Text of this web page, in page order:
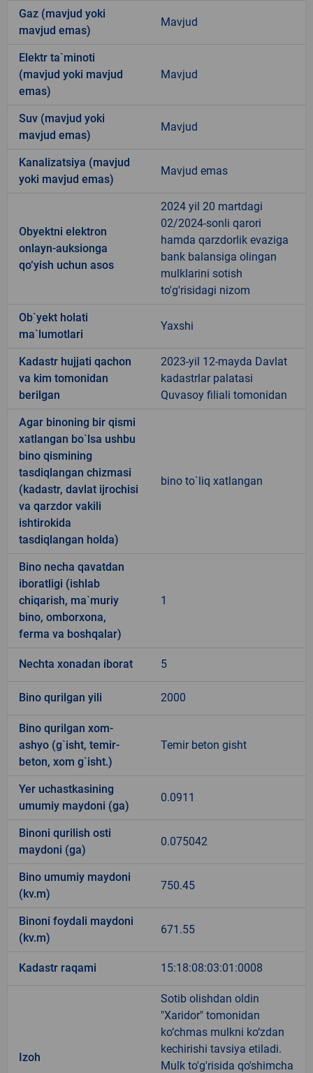
Gaz (mavjud yoki
mavjud emas)
Mavjud
Elektr ta`minoti
(mavjud yoki mavjud
emas)
Mavjud
Suv (mavjud yoki
mavjud emas)
Mavjud
Kanalizatsiya (mavjud
yoki mavjud emas)
Mavjud emas
Obyektni elektron
onlayn-auksionga
qo‘yish uchun asos
2024 yil 20 martdagi
02/2024-sonli qarori
hamda qarzdorlik evaziga
bank balansiga olingan
mulklarini sotish
to'g'risidagi nizom
Ob`yekt holati
ma`lumotlari
Yaxshi
Kadastr hujjati qachon
va kim tomonidan
berilgan
2023-yil 12-mayda Davlat
kadastrlar palatasi
Quvasoy filiali tomonidan
Agar binoning bir qismi
xatlangan bo`lsa ushbu
bino qismining
tasdiqlangan chizmasi
(kadastr, davlat ijrochisi
va qarzdor vakili
ishtirokida
tasdiqlangan holda)
bino to`liq xatlangan
Bino necha qavatdan
iboratligi (ishlab
chiqarish, ma`muriy
bino, omborxona,
ferma va boshqalar)
1
Nechta xonadan iborat 5
Bino qurilgan yili 2000
Bino qurilgan xom-
ashyo (g`isht, temir-
beton, xom g`isht.)
Temir beton gisht
Yer uchastkasining
umumiy maydoni (ga)
0.0911
Binoni qurilish osti
maydoni (ga)
0.075042
Bino umumiy maydoni
(kv.m)
750.45
Binoni foydali maydoni
(kv.m)
671.55
Kadastr raqami 15:18:08:03:01:0008
Izoh
Sotib olishdan oldin
"Xaridor" tomonidan
ko‘chmas mulkni ko‘zdan
kechirishi tavsiya etiladi.
Mulk to'g'risida qo'shimcha